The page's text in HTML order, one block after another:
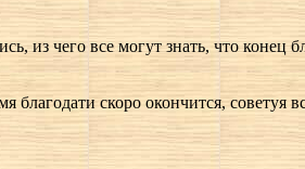
из чего все могут знать, что конец
скоро окончится, советуя